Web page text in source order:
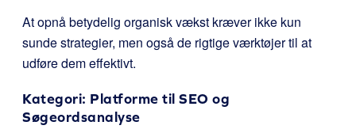
At opnå betydelig organisk vækst kræver ikke kun
sunde strategier, men også de rigtige værktøjer til at
udføre dem effektivt.
Kategori: Platforme til SEO og
Søgeordsanalyse